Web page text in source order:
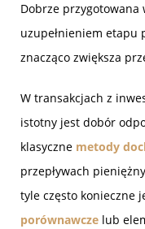
Dobrze
uzupełnieniem etapu
znacząco zwiększa
W transakcjach z
istotny jest dobór
klasyczne metody
przepływach
tyle często konieczne
porównawcze lub